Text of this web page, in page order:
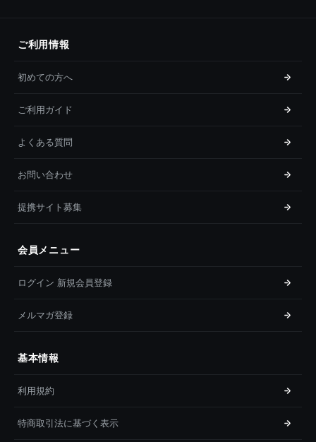
ご利用情報
初めての方へ
ご利用ガイド
よくある質問
お問い合わせ
提携サイト募集
会員メニュー
ログイン 新規会員登録
メルマガ登録
基本情報
利用規約
特商取引法に基づく表示